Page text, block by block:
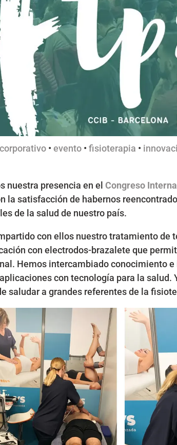
corporativo • evento • fisioterapia •
nuestra presencia en el Congreso
la satisfacción de habernos
de la salud de nuestro país.
con ellos nuestro tratamiento de
con electrodos-brazalete que
Hemos intercambiado conocimiento
con tecnología para la salud.
saludar a grandes referentes de la